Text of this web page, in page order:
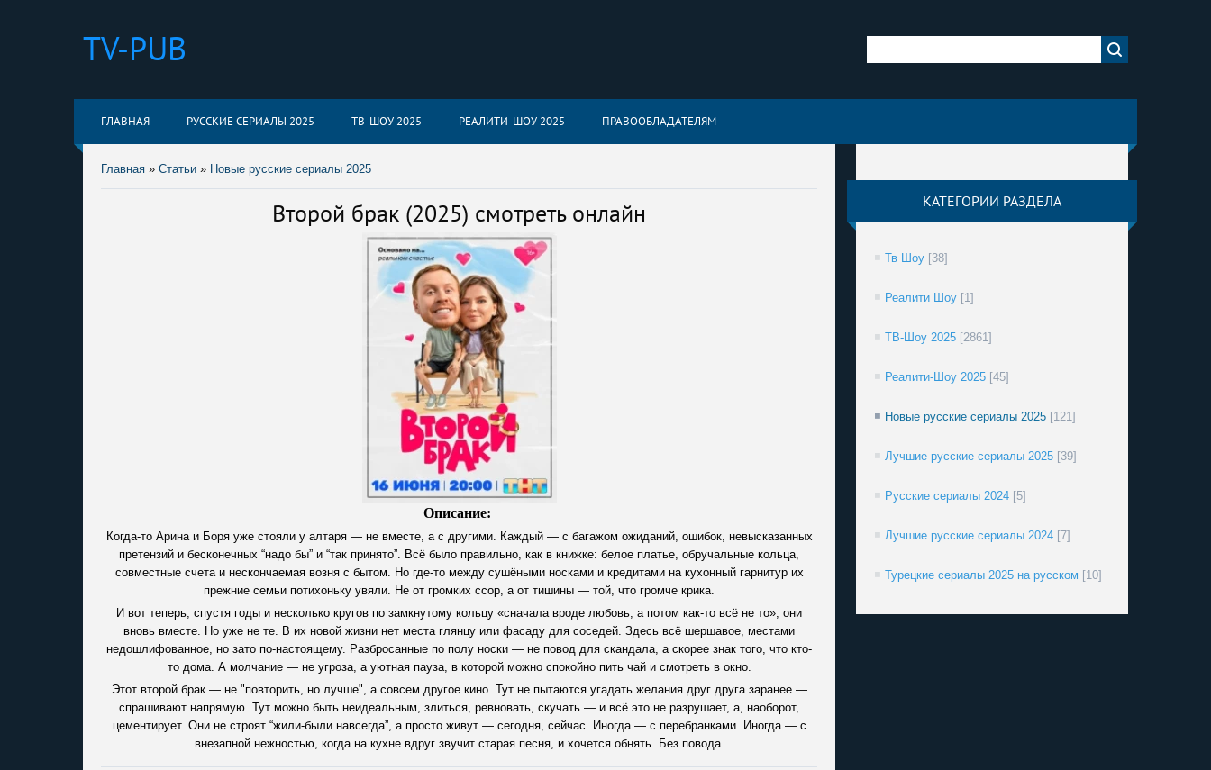
TV-PUB
ГЛАВНАЯ РУССКИЕ СЕРИАЛЫ 2025 ТВ-ШОУ 2025 РЕАЛИТИ-ШОУ 2025 ПРАВООБЛАДАТЕЛЯМ
Главная » Статьи » Новые русские сериалы 2025
Второй брак (2025) смотреть онлайн
Описание:
Когда-то Арина и Боря уже стояли у алтаря — не вместе, а с другими. Каждый — с багажом ожиданий, ошибок, невысказанных
претензий и бесконечных “надо бы” и “так принято”. Всё было правильно, как в книжке: белое платье, обручальные кольца,
совместные счета и нескончаемая возня с бытом. Но где-то между сушёными носками и кредитами на кухонный гарнитур их
прежние семьи потихоньку увяли. Не от громких ссор, а от тишины — той, что громче крика.
И вот теперь, спустя годы и несколько кругов по замкнутому кольцу «сначала вроде любовь, а потом как-то всё не то», они
вновь вместе. Но уже не те. В их новой жизни нет места глянцу или фасаду для соседей. Здесь всё шершавое, местами
недошлифованное, но зато по-настоящему. Разбросанные по полу носки — не повод для скандала, а скорее знак того, что кто-
то дома. А молчание — не угроза, а уютная пауза, в которой можно спокойно пить чай и смотреть в окно.
Этот второй брак — не "повторить, но лучше", а совсем другое кино. Тут не пытаются угадать желания друг друга заранее —
спрашивают напрямую. Тут можно быть неидеальным, злиться, ревновать, скучать — и всё это не разрушает, а, наоборот,
цементирует. Они не строят “жили-были навсегда”, а просто живут — сегодня, сейчас. Иногда — с перебранками. Иногда — с
внезапной нежностью, когда на кухне вдруг звучит старая песня, и хочется обнять. Без повода.
КАТЕГОРИИ РАЗДЕЛА
Тв Шоу [38]
Реалити Шоу [1]
ТВ-Шоу 2025 [2861]
Реалити-Шоу 2025 [45]
Новые русские сериалы 2025 [121]
Лучшие русские сериалы 2025 [39]
Русские сериалы 2024 [5]
Лучшие русские сериалы 2024 [7]
Турецкие сериалы 2025 на русском [10]